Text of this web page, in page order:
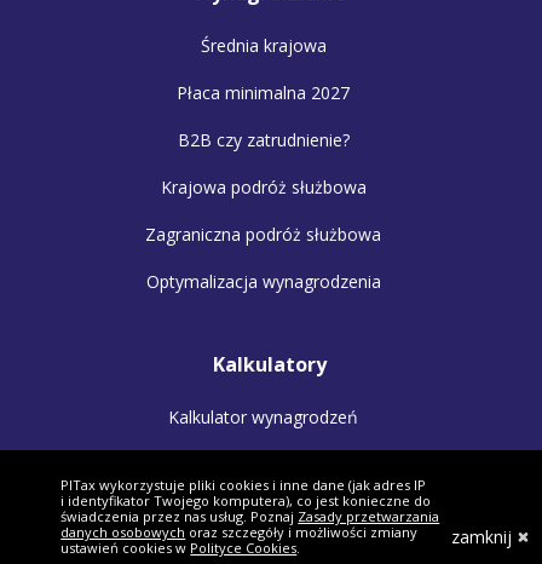
Średnia krajowa
Płaca minimalna 2027
B2B czy zatrudnienie?
Krajowa podróż służbowa
Zagraniczna podróż służbowa
Optymalizacja wynagrodzenia
Kalkulatory
Kalkulator wynagrodzeń
Kalkulator VAT
Kalkulator odsetek PIT
PITax wykorzystuje pliki cookies i inne dane (jak adres IP
i identyfikator Twojego komputera), co jest konieczne do
świadczenia przez nas usług. Poznaj Zasady przetwarzania
danych osobowych oraz szczegóły i możliwości zmiany
ustawień cookies w Polityce Cookies. zamknij